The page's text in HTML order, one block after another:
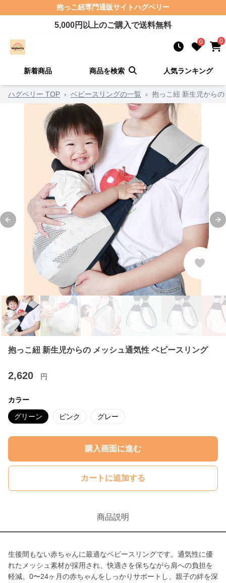
抱っこ紐専門通販サイトハグベリー
5,000円以上のご購入で送料無料
0 0
新着商品 商品を検索 人気ランキング
ハグベリー TOP › ベビースリングの一覧 › 抱っこ紐 新生児から
Previous slide
抱っこ紐 新生児からの メッシュ通気性 ベビースリング
2,620 円
カラー
グリーン ピンク グレー
購入画面に進む
カートに追加する
商品説明
生後間もない赤ちゃんに最適なベビースリングです。通気性に優
れたメッシュ素材が採用され、快適さを保ちながら肩への負担を
軽減。0〜24ヶ月の赤ちゃんをしっかりサポートし、親子の絆を深